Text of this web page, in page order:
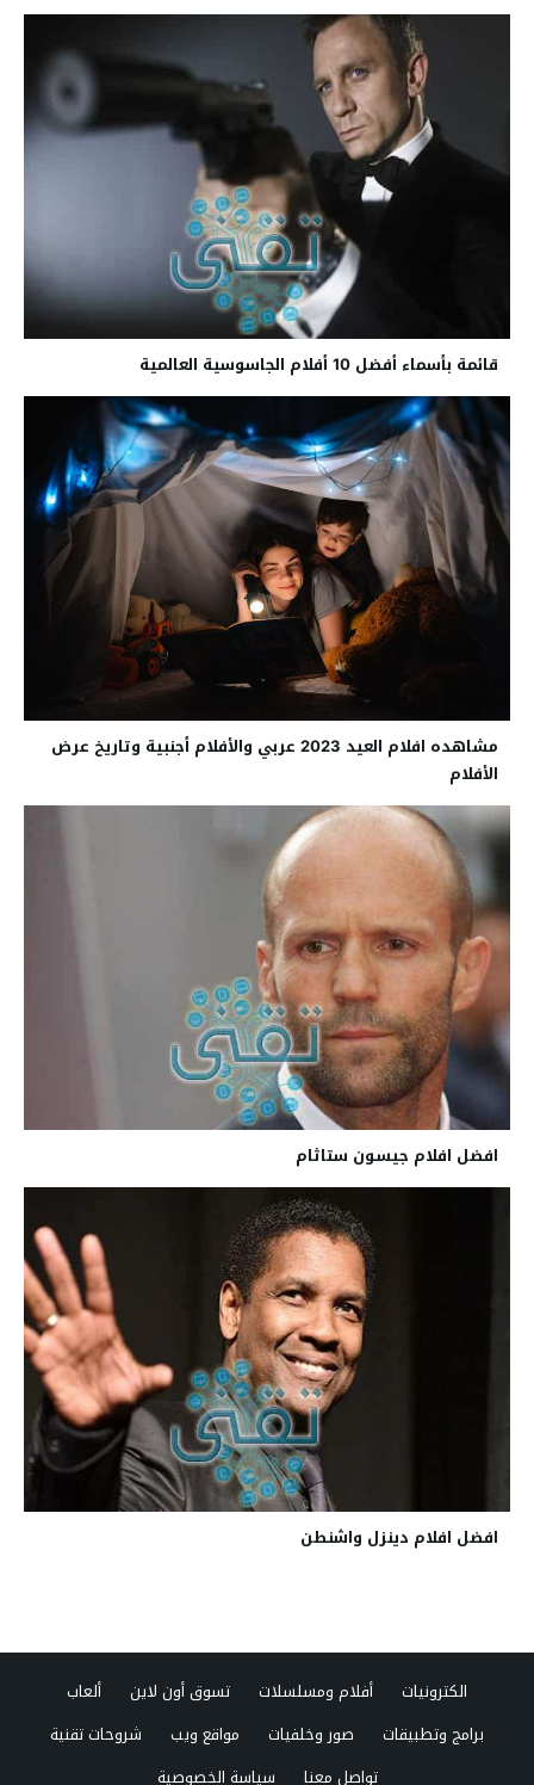
قائمة بأسماء أفضل 10 أفلام الجاسوسية العالمية
مشاهده افلام العيد 2023 عربي والأفلام أجنبية وتاريخ عرض
الأفلام
افضل افلام جيسون ستاثام
افضل افلام دينزل واشنطن
الكترونيات أفلام ومسلسلات تسوق أون لاين
ألعاب
برامج وتطبيقات
صور وخلفيات مواقع ويب
شروحات تقنية
تواصل معنا
سياسة الخصوصية